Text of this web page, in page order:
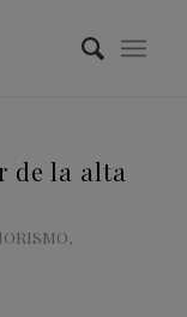
de la alta
,